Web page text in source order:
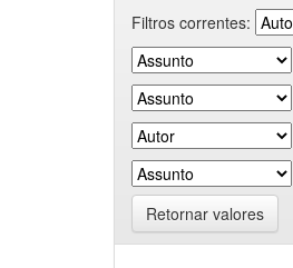
Filtros correntes:
Retornar valores